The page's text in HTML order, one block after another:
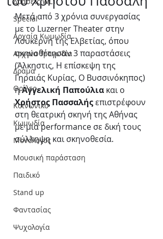
Special
Αρχαία Κωμωδία
Αρχαία Τραγωδία
Δράμα
Θρίλερ
Κοινωνικό
Κωμωδία
Μονόλογος
Μουσική παράσταση
Παιδικό
Stand up
Φαντασίας
Ψυχολογία
Μετά από 3 χρόνια συνεργασίας
με το Luzerner Theater στην
Λουκέρνη της Ελβετίας, όπου
σκηνοθέτησαν 3 παραστάσεις
(Άλκηστις, Η επίσκεψη της
Γηραιάς Κυρίας, Ο Βυσσινόκηπος)
η Αγγελική Παπούλια και ο
Χρήστος Πασσαλής επιστρέφουν
στη θεατρική σκηνή της Αθήνας
με μια performance σε δική τους
σύλληψη και σκηνοθεσία.